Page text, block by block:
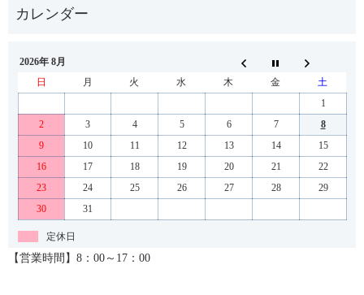
2026年 8月
日
月 火 水 木 金
土
1
2
3 4 5 6 7
8
9
10 11 12 13 14
15
16
17 18 19 20 21
22
23
24 25 26 27 28
29
30
31
定休日
【営業時間】8：00～17：00